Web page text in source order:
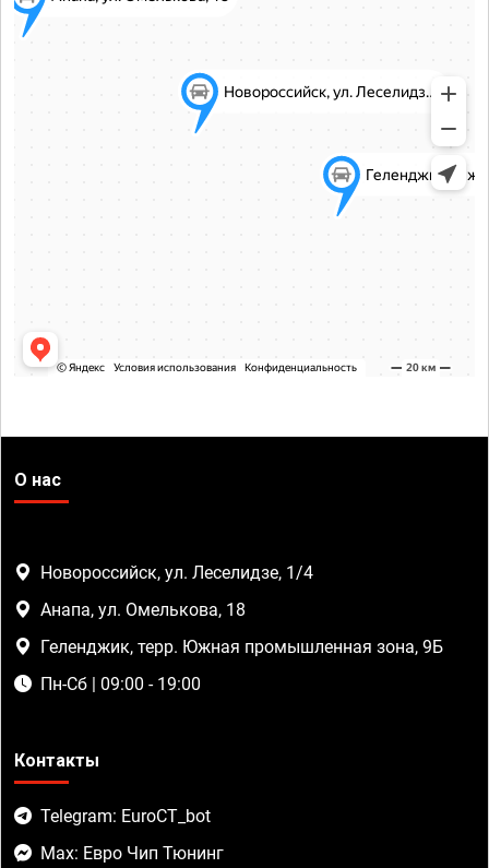
О нас
Новороссийск, ул. Леселидзе, 1/4
Анапа, ул. Омелькова, 18
Геленджик, терр. Южная промышленная зона, 9Б
Пн-Сб | 09:00 - 19:00
Контакты
Telegram: EuroCT_bot
Max: Евро Чип Тюнинг